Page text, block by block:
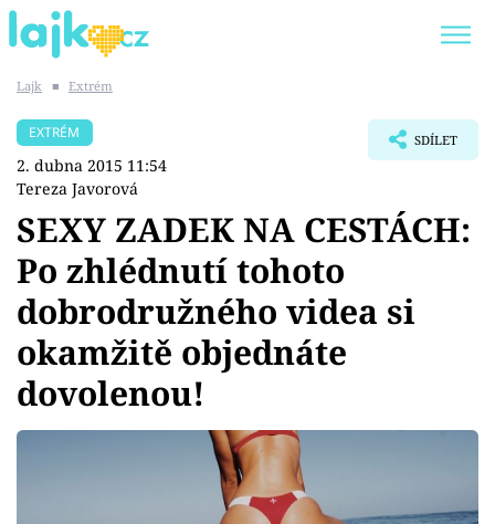
SHOPAHOLICADEL
Témata
Showbyznys
Youtubeři
Lajk ■ Extrém
EXTRÉM
2. dubna 2015 11:54
Tereza Javorová
SDÍLET
SEXY ZADEK NA CESTÁCH:
Po zhlédnutí tohoto
dobrodružného videa si
okamžitě objednáte
dovolenou!